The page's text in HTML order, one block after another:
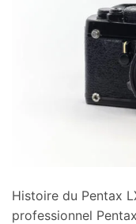
Histoire du Pentax
professionnel